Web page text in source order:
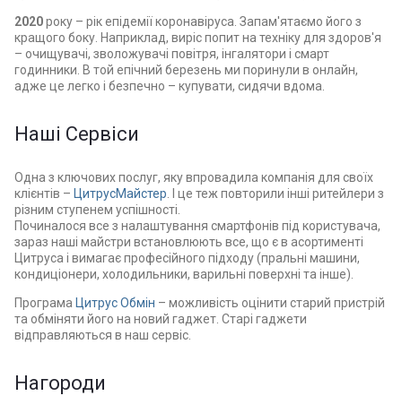
2020року – рік епідемії коронавіруса. Запам'ятаємо його з
кращого боку. Наприклад, виріс попит на техніку для здоров'я
– очищувачі, зволожувачі повітря, інгалятори і смарт
годинники. В той епічний березень ми поринули в онлайн,
адже це легко і безпечно – купувати, сидячи вдома.
Наші Сервіси
Одна з ключових послуг, яку впровадила компанія для своїх
клієнтів – ЦитрусМайстер . І це теж повторили інші ритейлери з
різним ступенем успішності.
Починалося все з налаштування смартфонів під користувача,
зараз наші майстри встановлюють все, що є в асортименті
Цитруса і вимагає професійного підходу (пральні машини,
кондиціонери, холодильники, варильні поверхні та інше).
Програма Цитрус Обмін – можливість оцінити старий пристрій
та обміняти його на новий гаджет. Старі гаджети
відправляються в наш сервіс.
Нагороди